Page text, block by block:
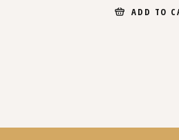
ADD TO